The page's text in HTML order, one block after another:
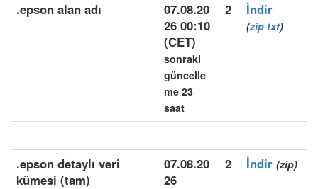
.epson alan adı
07.08.20
26 00:10
(CET)
sonraki
güncelle
me 23
saat
2 İndir
(zip txt)
.epson detaylı veri
kümesi (tam)
07.08.20
26
2 İndir (zip)